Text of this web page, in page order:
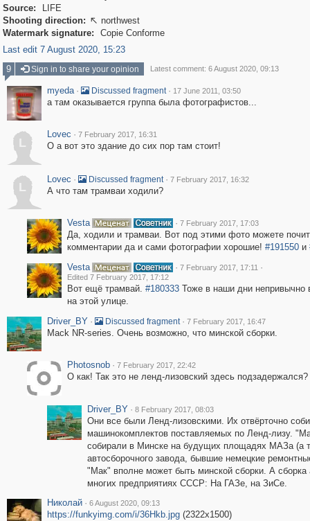
Source:
LIFE
Shooting direction:  northwest
Watermark signature:
Copie Conforme
Last edit 7 August 2020, 15:23
9
Sign in to share your opinion Latest comment: 6 August 2020, 09:13
myeda · Discussed fragment · 17 June 2011, 03:50
а там оказывается группа была фотографистов...
L
Lovec · 7 February 2017, 16:31
О а вот это здание до сих пор там стоит!
L
Lovec · Discussed fragment · 7 February 2017, 16:32
А что там трамваи ходили?
Vesta · 7 February 2017, 17:03
Да, ходили и трамваи. Вот под этими фото можете
комментарии да и сами фотографии хорошие! #191550и
Vesta
· 7 February 2017, 17:11 ·
Edited 7 February 2017, 17:12
Вот ещё трамвай. #180333Тоже в наши дни непривычно
на этой улице.
Driver_BY · Discussed fragment · 7 February 2017, 16:47
Mack NR-series. Очень возможно, что минской сборки.
Photosnob · 7 February 2017, 22:42
О как! Так это не ленд-лизовский здесь подзадержался?
Driver_BY · 8 February 2017, 08:03
Они все были Ленд-лизовскими. Их отвёрточно
машинокомплектов поставляемых по Ленд-лизу.
собирали в Минске на будущих площадях МАЗа (а
автосборочного завода, бывшие немецкие
"Мак" вполне может быть минской сборки. А
многих предприятиях СССР: На ГАЗе, на ЗиСе.
Николай · 6 August 2020, 09:13
https://funkyimg.com/i/36Hkb.jpg(2322x1500)